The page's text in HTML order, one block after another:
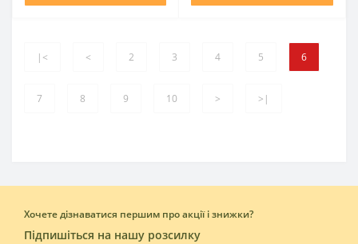
|< < 2 3 4 5 6
7 8 9 10 > >|
Хочете дізнаватися першим про акції і знижки?
Підпишіться на нашу розсилку